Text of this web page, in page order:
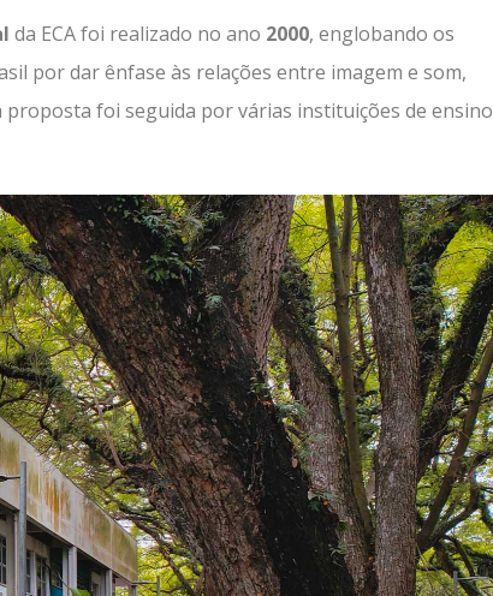
da ECA foi realizado no ano 2000, englobando os
por dar ênfase às relações entre imagem e som,
proposta foi seguida por várias instituições de ensino